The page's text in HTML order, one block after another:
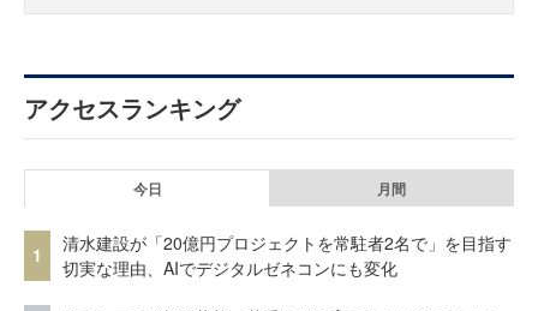
アクセスランキング
今日 月間
1
清水建設が「20億円プロジェクトを常駐者2名で」を目指す
切実な理由、AIでデジタルゼネコンにも変化